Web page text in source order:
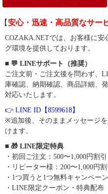
【安心・迅速・高品質なサー
COZAKA.NETでは、お客様に安
グ環境を提供しております。
■ 💬 LINEサポート（推奨）
ご注文前・ご注文後を問わず、
庫確認、納期確認、商品詳細、
対応いたします。
👉 LINE ID【8599618】
※追加後、そのままメッセージ
けます。
■ 🎁 LINE限定特典
・初回ご注文：500〜1,000円割引
・リピーター様：200〜1,000円割
・1つ買うと1つ無料キャンペー
・LINE限定クーポン・特典配布